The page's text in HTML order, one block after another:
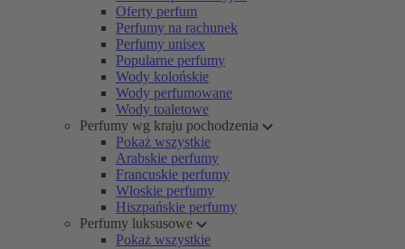
Oferty perfum
Perfumy na rachunek
Perfumy unisex
Popularne perfumy
Wody kolońskie
Wody perfumowane
Wody toaletowe
Perfumy wg kraju pochodzenia
Pokaż wszystkie
Arabskie perfumy
Francuskie perfumy
Włoskie perfumy
Hiszpańskie perfumy
Perfumy luksusowe
Pokaż wszystkie